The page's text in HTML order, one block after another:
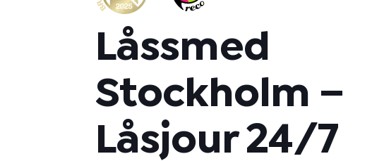
Låssmed
Stockholm –
Låsjour 24/7